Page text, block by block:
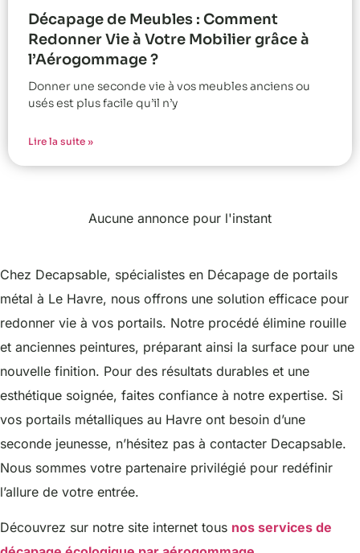
Décapage de Meubles : Comment
Redonner Vie à Votre Mobilier grâce à
l’Aérogommage ?
Donner une seconde vie à vos meubles anciens ou
usés est plus facile qu’il n’y
Lire la suite »
Aucune annonce pour l'instant
Chez Decapsable, spécialistes en Décapage de portails
métal à Le Havre, nous offrons une solution efficace pour
redonner vie à vos portails. Notre procédé élimine rouille
et anciennes peintures, préparant ainsi la surface pour une
nouvelle finition. Pour des résultats durables et une
esthétique soignée, faites confiance à notre expertise. Si
vos portails métalliques au Havre ont besoin d’une
seconde jeunesse, n’hésitez pas à contacter Decapsable.
Nous sommes votre partenaire privilégié pour redéfinir
l’allure de votre entrée.
Découvrez sur notre site internet tous nos services de